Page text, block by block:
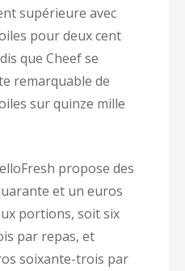
supérieure avec
pour deux cent
que Cheef se
remarquable de
sur quinze mille
propose des
et un euros
portions, soit six
par repas, et
soixante-trois par